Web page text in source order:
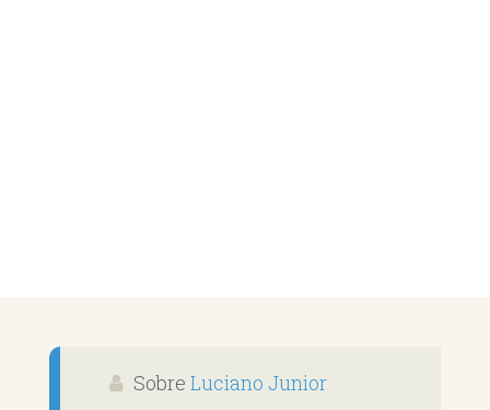
Sobre Luciano Junior